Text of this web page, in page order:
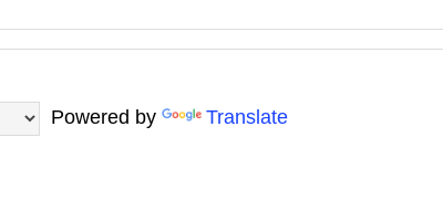
Powered by Translate